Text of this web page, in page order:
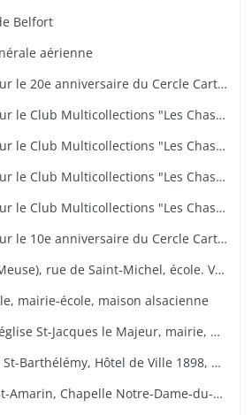
Belfort
aérienne
Dessin de GIEFEM pour le 20e anniversaire du Cercle Cartophile de Thann et de la Vallée de la Thur. 25-26 novembre 2006. carte n° 17
Dessin de GiEFEM pour le Club Multicollections "Les Chasseurs d'Images", Mulhouse. Carte n° 19 : "50 ans de carnaval à Mulhouse
Dessin de GiEFEM pour le Club Multicollections "Les Chasseurs d'Images", Mulhouse. Carte n° 20 : "L'univers de Tintin
Dessin de GiEFEM pour le Club Multicollections "Les Chasseurs d'Images", Mulhouse. Carte n° 17 : "Nounours a Cent ans
Dessin de GiEFEM pour le Club Multicollections "Les Chasseurs d'Images". Mulhouse. Carte n° 15
Dessin de GIEFEM pour le 10e anniversaire du Cercle Cartophile de Thann et de la Vallée de la Thur. Novembre 1997
Chaumont-sur-Aire (Meuse), rue de Saint-Michel, école. Vue d'une carte postale pour l'exposition de cartes postales anciennes (11 octobre 2009)
mairie-école, maison alsacienne
Michelbach-le-Haut, église St-Jacques le Majeur, mairie, maison 1832, fontaine, fête du pain
Helfrantzkirch, église St-Barthélémy, Hôtel de Ville 1898, maison alsacienne
Heimsbrunn, église St-Amarin, Chapelle Notre-Dame-du-Chêne, Maison Ste-Anne, mairie